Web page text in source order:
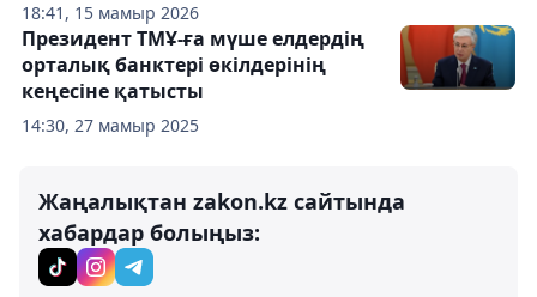
18:41, 15 мамыр 2026
14:30, 27 мамыр 2025
Президент ТМҰ-ға мүше елдердің
орталық банктері өкілдерінің
кеңесіне қатысты
Жаңалықтан zakon.kz сайтында
хабардар болыңыз: